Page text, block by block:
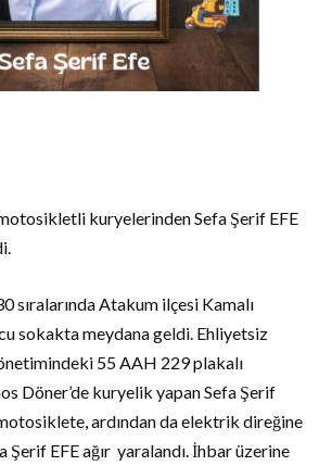
motosikletli kuryelerinden Sefa Şerif EFE
sıralarında Atakum ilçesi Kamalı
sokakta meydana geldi. Ehliyetsiz
55 AAH 229 plakalı
Döner’de kuryelik yapan Sefa Şerif
motosiklete, ardından da elektrik direğine
Şerif EFE ağır yaralandı. İhbar üzerine